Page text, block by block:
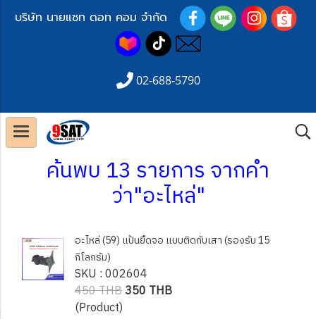
บริษัท นายแซท ดอท คอม จำกัด
02-688-5790
ค้นพบ 13 รายการ จากคำ
ว่า"อะไหล่"
อะไหล่ (59) แป้นยึดจอ แบบติดกับเสา (รองรับ 15
กิโลกรัม)
SKU : 002604
450 THB350 THB
(Product)